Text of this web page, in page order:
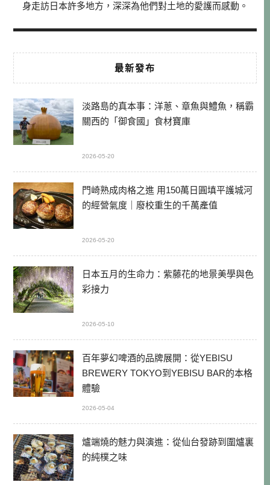
身走訪日本許多地方，深深為他們對土地的愛護而感動。
最新發布
淡路島的真本事：洋蔥、章魚與鱧魚，稱霸
關西的「御食國」食材寶庫
2026-05-20
門崎熟成肉格之進 用150萬日圓填平護城河
的經營氣度｜廢校重生的千萬產值
2026-05-20
日本五月的生命力：紫藤花的地景美學與色
彩接力
2026-05-10
百年夢幻啤酒的品牌展開：從YEBISU
BREWERY TOKYO到YEBISU BAR的本格
體驗
2026-05-04
爐端燒的魅力與演進：從仙台發跡到圍爐裏
的純樸之味